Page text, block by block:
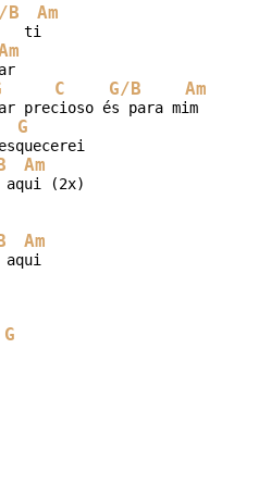
B Am
ti
C G/B Am
precioso és para mim
G
Am
aqui (2x)
Am
G